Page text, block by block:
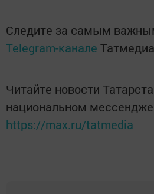
Следите за самым
Telegram-канале Татмедиа
Читайте новости
национальном
https://max.ru/tatmedia